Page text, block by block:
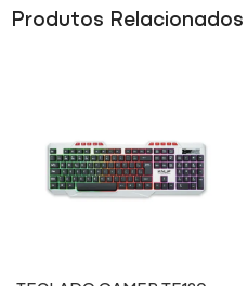
Produtos Relacionados